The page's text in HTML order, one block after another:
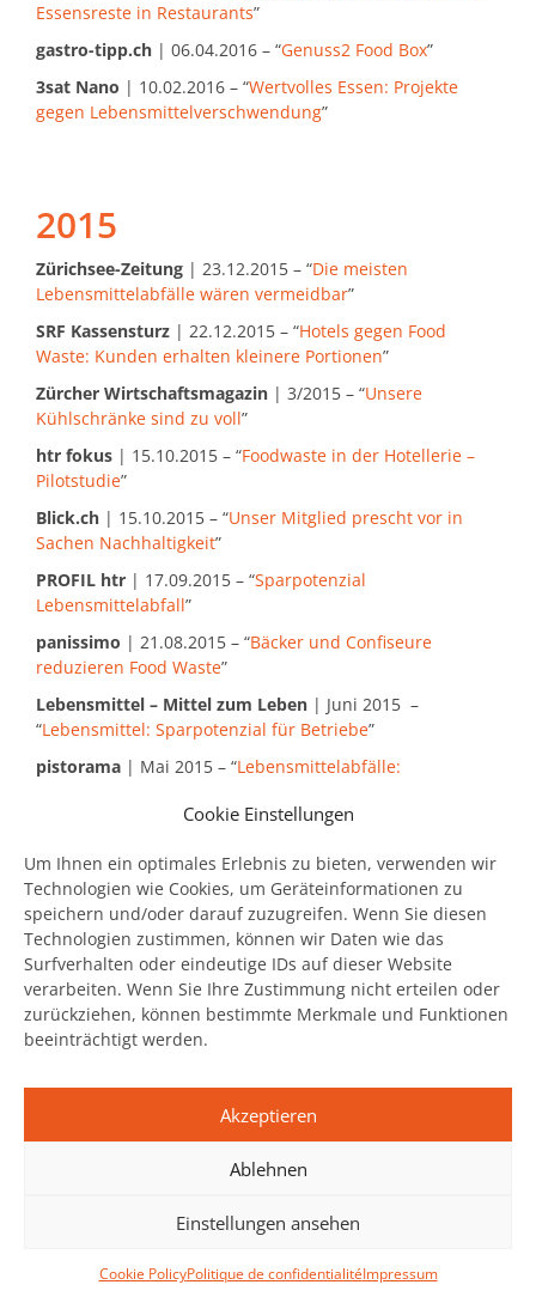
Cookie Einstellungen
Um Ihnen ein optimales Erlebnis zu bieten, verwenden wir
Technologien wie Cookies, um Geräteinformationen zu
speichern und/oder darauf zuzugreifen. Wenn Sie diesen
Technologien zustimmen, können wir Daten wie das
Surfverhalten oder eindeutige IDs auf dieser Website
verarbeiten. Wenn Sie Ihre Zustimmung nicht erteilen oder
zurückziehen, können bestimmte Merkmale und Funktionen
beeinträchtigt werden.
Akzeptieren
Ablehnen
Einstellungen ansehen
Cookie PolicyPolitique de confidentialitéImpressum
Essensreste in Restaurants”
gastro-tipp.ch | 06.04.2016 – “Genuss2 Food Box”
3sat Nano | 10.02.2016 – “Wertvolles Essen: Projekte
gegen Lebensmittelverschwendung”
2015
Zürichsee-Zeitung | 23.12.2015 – “Die meisten
Lebensmittelabfälle wären vermeidbar”
SRF Kassensturz | 22.12.2015 – “Hotels gegen Food
Waste: Kunden erhalten kleinere Portionen”
Zürcher Wirtschaftsmagazin | 3/2015 – “Unsere
Kühlschränke sind zu voll”
htr fokus | 15.10.2015 – “Foodwaste in der Hotellerie –
Pilotstudie”
Blick.ch | 15.10.2015 – “Unser Mitglied prescht vor in
Sachen Nachhaltigkeit”
PROFIL htr | 17.09.2015 – “Sparpotenzial
Lebensmittelabfall”
panissimo | 21.08.2015 – “Bäcker und Confiseure
reduzieren Food Waste”
Lebensmittel – Mittel zum Leben | Juni 2015 –
“Lebensmittel: Sparpotenzial für Betriebe”
pistorama | Mai 2015 – “Lebensmittelabfälle:
Déchets alimentaires – potentiel d’économie pour les
Gourmet | Mai 2015 – “
Ausser-Haus Branche reduziert
Lebensmittelabfälle ”
Gastrofacts | Mai 2015 – “Ausser-Haus Branche reduzier
Lebensmittelabfälle”
foodaktuell| 22.05.2015 – “Beratung zur Foodwaste-
Reduktion”
Lebensmittelabfällen”
| 24.04.2015 – “Verringerung der Überschüsse
Lebensmittelabfall messen – Potenzial nutzen!
PROFIL htr| 08.01.2015 – “United Against Waste”